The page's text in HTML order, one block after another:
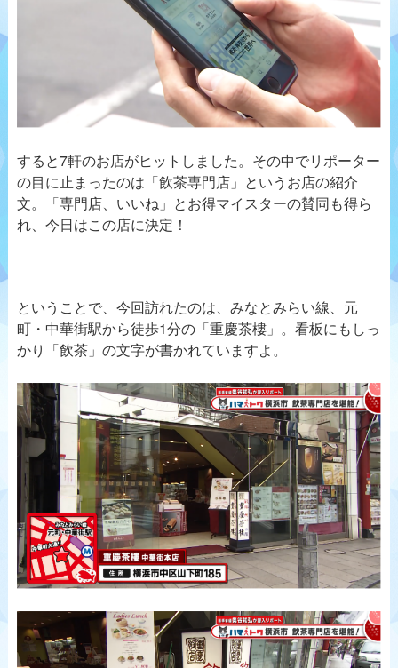
すると7軒のお店がヒットしました。その中でリポーター
の目に止まったのは「飲茶専門店」というお店の紹介
文。「専門店、いいね」とお得マイスターの賛同も得ら
れ、今日はこの店に決定！
ということで、今回訪れたのは、みなとみらい線、元
町・中華街駅から徒歩1分の「重慶茶樓」。看板にもしっ
かり「飲茶」の文字が書かれていますよ。